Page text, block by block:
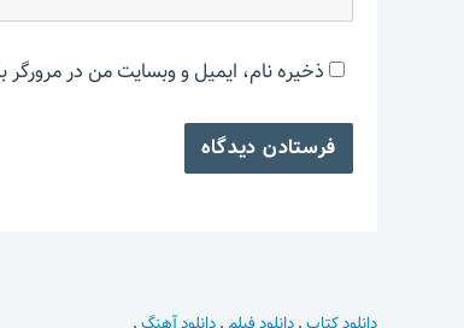
ذخیره نام، ایمیل و وبسایت من در
دانلود کتاب.دانلود فیلم .دانلود آهنگ.